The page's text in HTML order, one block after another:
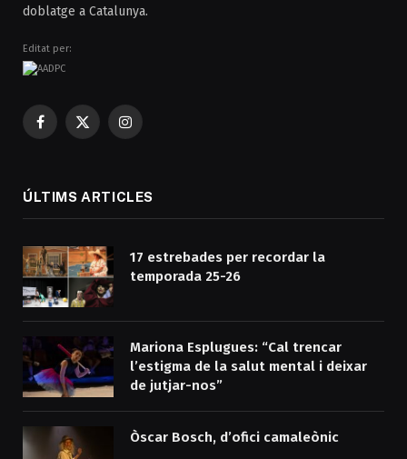
doblatge a Catalunya.
Editat per:
Facebook
X
Instagram
ÚLTIMS ARTICLES
17 estrebades per recordar la
temporada 25-26
Mariona Esplugues: “Cal trencar
l’estigma de la salut mental i deixar
de jutjar-nos”
Òscar Bosch, d’ofici camaleònic